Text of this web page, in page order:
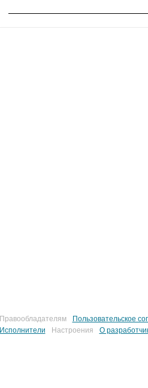
Правообладателям
Пользовательское
Исполнители
Настроения О